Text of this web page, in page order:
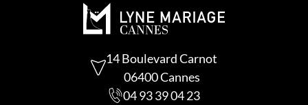
14 Boulevard Carnot
06400 Cannes
04 93 39 04 23